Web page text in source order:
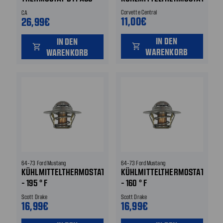
HOSE CLAMP
CA
26,99€
shopping_cart
IN DEN
WARENKORB
Corvette Central
11,00€
shopping_cart
IN DEN
WARENKORB
64-73 Ford Mustang
KÜHLMITTELTHERMOSTAT
- 195 ° F
Scott Drake
16,99€
64-73 Ford Mustang
KÜHLMITTELTHERMOSTAT
- 160 ° F
Scott Drake
16,99€